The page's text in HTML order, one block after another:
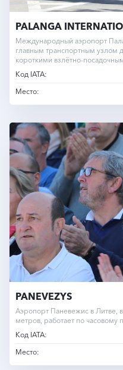
PALANGA
Международный аэропорт
главным транспортным узлом
короткими взлётно-
Код IATA:
Место:
PANEVEZYS
Аэропорт Паневежис в Литве,
метров, работает по часовому
Код IATA:
Место: